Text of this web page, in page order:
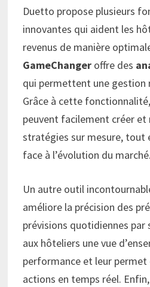
Duetto propose plusieurs
innovantes qui aident les
revenus de manière
GameChanger offre des
qui permettent une gestion
Grâce à cette
peuvent facilement créer
stratégies sur mesure, tout
face à l’évolution du marché.
Un autre outil
améliore la précision des
prévisions quotidiennes par
aux hôteliers une vue
performance et leur permet
actions en temps réel. Enfin,